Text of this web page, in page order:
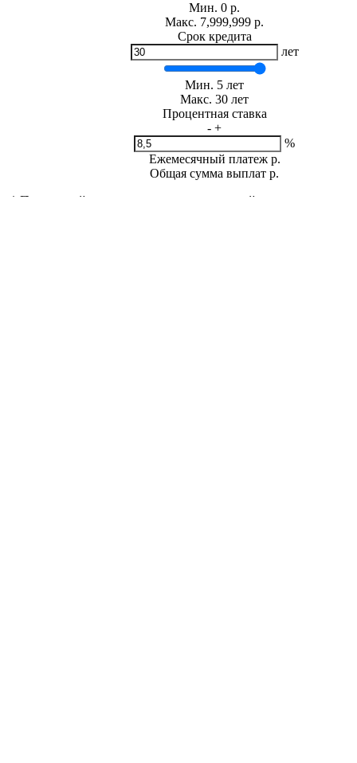
Мин. 0 р.
Макс. 7,999,999 р.
Срок кредита
лет
Мин. 5 лет
Макс. 30 лет
Процентная ставка
- +
%
Ежемесячный платеж р.
Общая сумма выплат р.
* Примерный расчет ежемесячных платежей основан на